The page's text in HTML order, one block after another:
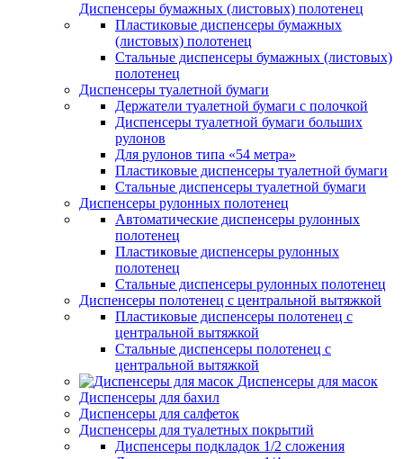
Диспенсеры бумажных (листовых) полотенец
Пластиковые диспенсеры бумажных
(листовых) полотенец
Стальные диспенсеры бумажных (листовых)
полотенец
Диспенсеры туалетной бумаги
Держатели туалетной бумаги с полочкой
Диспенсеры туалетной бумаги больших
рулонов
Для рулонов типа «54 метра»
Пластиковые диспенсеры туалетной бумаги
Стальные диспенсеры туалетной бумаги
Диспенсеры рулонных полотенец
Автоматические диспенсеры рулонных
полотенец
Пластиковые диспенсеры рулонных
полотенец
Стальные диспенсеры рулонных полотенец
Диспенсеры полотенец с центральной вытяжкой
Пластиковые диспенсеры полотенец с
центральной вытяжкой
Стальные диспенсеры полотенец с
центральной вытяжкой
Диспенсеры для масок
Диспенсеры для бахил
Диспенсеры для салфеток
Диспенсеры для туалетных покрытий
Диспенсеры подкладок 1/2 сложения